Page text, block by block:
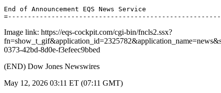
End of Announcement EQS News Service
Image link: https://eqs-cockpit.com/cgi-bin/fncls2.ssx?
0373-42bd-8d0e-f3efeec9bbed
(END) Dow Jones Newswires
May 12, 2026 03:11 ET (07:11 GMT)